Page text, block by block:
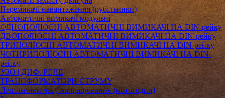
Перемикачі навантаження (рубільники)
Автоматичні вимикачі модульні
ОДНОПОЛЮСНІ АВТОМАТИЧНІ ВИМИКАЧІ НА DIN-рейку
ДВОПОЛЮСНІ АВТОМАТИЧНІ ВИМИКАЧІ НА DIN-рейку
ТРИПОЛЮСНІ АВТОМАТИЧНІ ВИМИКАЧІ НА DIN-рейку
ЧОТИРИПОЛЮСНІ АВТОМАТИЧНІ ВИМИКАЧІ НА DIN-
рейку
УЗО | ДИФ. РЕЛЕ
ТРАНСФОРМАТОРИ СТРУМУ
Лічильники часу напрацювання (мотогодин)